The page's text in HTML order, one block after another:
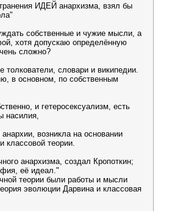
ИДЕЙ анархизма, взял бы
собственные и чужие мысли, а
хотя допускаю определённую
сложно?
толкователи, словари и википедии.
в основном, по собственным
и гетеросексуализм, есть
насилия,
возникла на основании
классовой теории.
анархизма, создал Кропоткин;
её идеал."
теории были работы и мысли
эволюции Дарвина и классовая